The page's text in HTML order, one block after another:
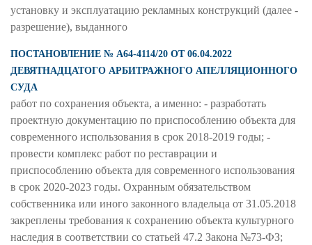
установку и эксплуатацию рекламных конструкций (далее -
разрешение), выданного
ПОСТАНОВЛЕНИЕ № А64-4114/20 ОТ 06.04.2022
ДЕВЯТНАДЦАТОГО АРБИТРАЖНОГО АПЕЛЛЯЦИОННОГО
СУДА
работ по сохранения объекта, а именно: - разработать
проектную документацию по приспособлению объекта для
современного использования в срок 2018-2019 годы; -
провести комплекс работ по реставрации и
приспособлению объекта для современного использования
в срок 2020-2023 годы. Охранным обязательством
собственника или иного законного владельца от 31.05.2018
закреплены требования к сохранению объекта культурного
наследия в соответствии со статьей 47.2 Закона №73-ФЗ;